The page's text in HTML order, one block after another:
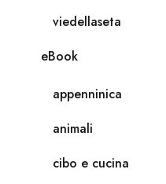
viedellaseta
eBook
appenninica
animali
cibo e cucina